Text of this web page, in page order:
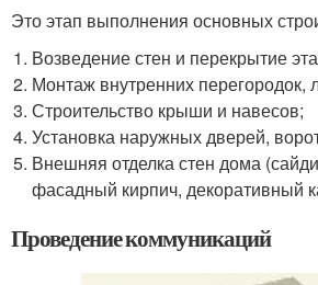
Это этап выполнения основных
Возведение стен и перекрытие
Монтаж внутренних перегородок,
Строительство крыши и навесов;
Установка наружных дверей,
Внешняя отделка стен дома
фасадный кирпич, декоративный
Проведение коммуникаций